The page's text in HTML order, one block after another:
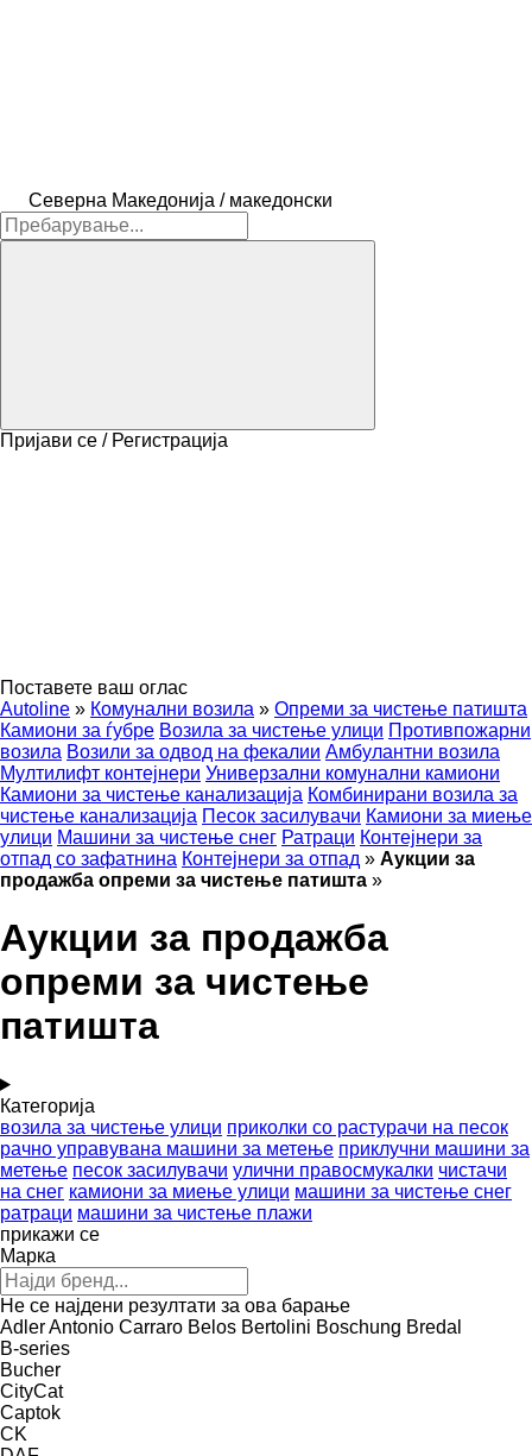
Северна Македонија / македонски
Пријави се / Регистрација
Поставете ваш оглас
Autoline » Комунални возила » Опреми за чистење патишта
Камиони за ѓубре Возила за чистење улици Противпожарни
возила Возили за одвод на фекалии Амбулантни возила
Мултилифт контејнери Универзални комунални камиони
Камиони за чистење канализација Комбинирани возила за
чистење канализација Песок засилувачи Камиони за миење
улици Машини за чистење снег Ратраци Контејнери за
отпад со зафатнина Контејнери за отпад » Аукции за
продажба опреми за чистење патишта »
Аукции за продажба
опреми за чистење
патишта
Категорија
возила за чистење улици приколки со растурачи на песок
рачно управувана машини за метење приклучни машини за
метење песок засилувачи улични правосмукалки чистачи
на снег камиони за миење улици машини за чистење снег
ратраци машини за чистење плажи
прикажи се
Марка
Не се најдени резултати за ова барање
AdlerAntonio Carraro Belos Bertolini Boschung Bredal
B-series
Bucher
CityCat
Captok
CK